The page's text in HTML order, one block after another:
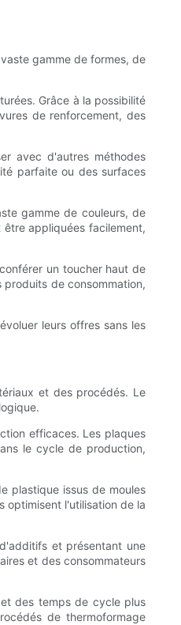
gamme de formes, de
Grâce à la possibilité
de renforcement, des
avec d'autres méthodes
parfaite ou des surfaces
gamme de couleurs, de
appliquées facilement,
un toucher haut de
de consommation,
leurs offres sans les
et des procédés. Le
efficaces. Les plaques
le cycle de production,
plastique issus de moules
optimisent l'utilisation de la
et présentant une
et des consommateurs
des temps de cycle plus
de thermoformage